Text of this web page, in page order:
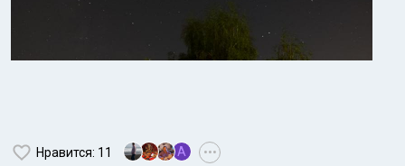
Нравится: 11 A •••